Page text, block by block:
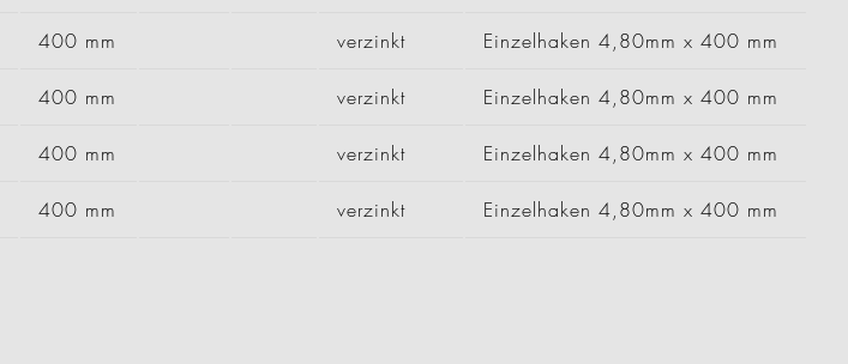
400 mm verzinkt Einzelhaken 4,80mm x 400 mm
400 mm verzinkt Einzelhaken 4,80mm x 400 mm
400 mm verzinkt Einzelhaken 4,80mm x 400 mm
400 mm verzinkt Einzelhaken 4,80mm x 400 mm